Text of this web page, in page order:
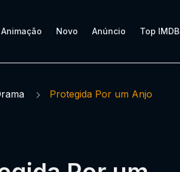
Animação Novo Anúncio Top IMDB
Protegida Por um Anjo